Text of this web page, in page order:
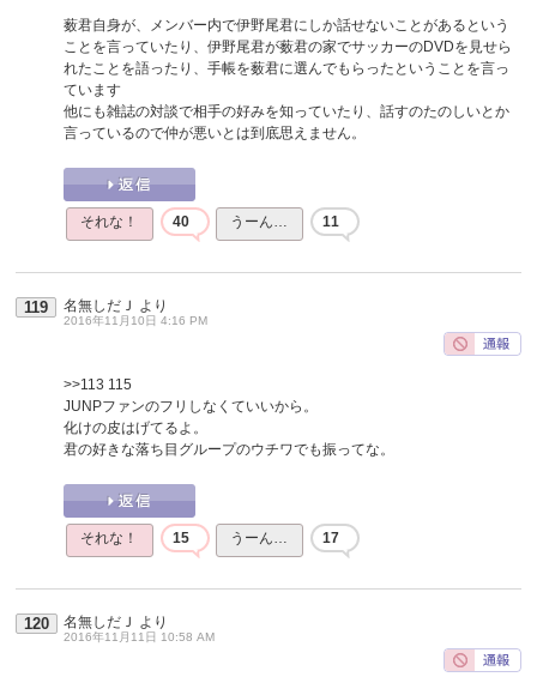
薮君自身が、メンバー内で伊野尾君にしか話せないことがあるという
ことを言っていたり、伊野尾君が薮君の家でサッカーのDVDを見せら
れたことを語ったり、手帳を薮君に選んでもらったということを言っ
ています
他にも雑誌の対談で相手の好みを知っていたり、話すのたのしいとか
言っているので仲が悪いとは到底思えません。
それな！ 40 うーん… 11
119 名無しだＪ より
2016年11月10日 4:16 PM
>>113 115
JUNPファンのフリしなくていいから。
化けの皮はげてるよ。
君の好きな落ち目グループのウチワでも振ってな。
それな！ 15 うーん… 17
120 名無しだＪ より
2016年11月11日 10:58 AM